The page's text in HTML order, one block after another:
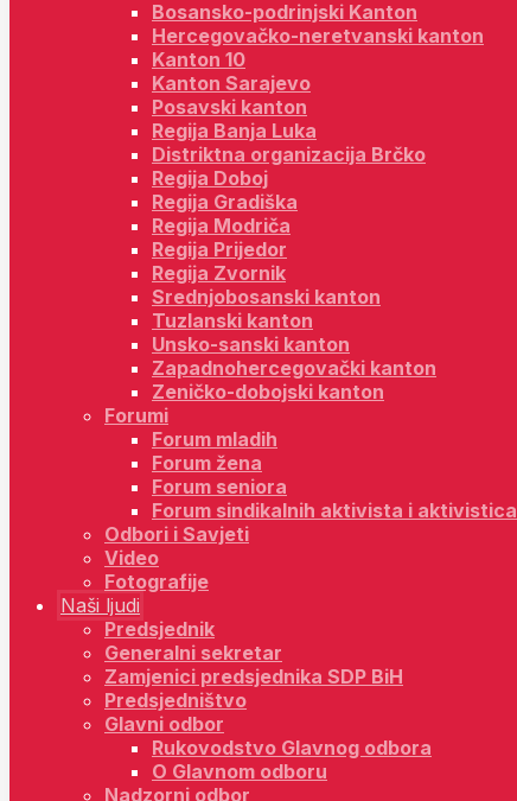
Bosansko-podrinjski Kanton
Hercegovačko-neretvanski kanton
Kanton 10
Kanton Sarajevo
Posavski kanton
Regija Banja Luka
Distriktna organizacija Brčko
Regija Doboj
Regija Gradiška
Regija Modriča
Regija Prijedor
Regija Zvornik
Srednjobosanski kanton
Tuzlanski kanton
Unsko-sanski kanton
Zapadnohercegovački kanton
Zeničko-dobojski kanton
Forumi
Forum mladih
Forum žena
Forum seniora
Forum sindikalnih aktivista i aktivistica
Odbori i Savjeti
Video
Fotografije
Naši ljudi
Predsjednik
Generalni sekretar
Zamjenici predsjednika SDP BiH
Predsjedništvo
Glavni odbor
Rukovodstvo Glavnog odbora
O Glavnom odboru
Nadzorni odbor